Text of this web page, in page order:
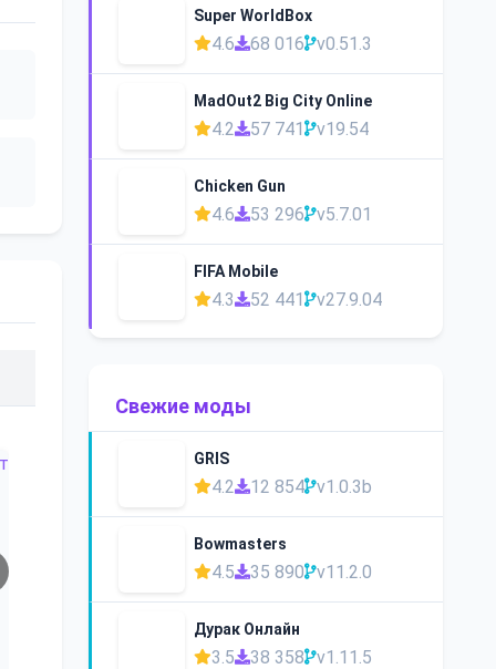
Super WorldBox
4.6 68 016 v0.51.3
MadOut2 Big City Online
4.2 57 741 v19.54
Chicken Gun
4.6 53 296 v5.7.01
FIFA Mobile
4.3 52 441 v27.9.04
Свежие моды
GRIS
4.2 12 854 v1.0.3b
Bowmasters
4.5 35 890 v11.2.0
Дурак Онлайн
3.5 38 358 v1.11.5